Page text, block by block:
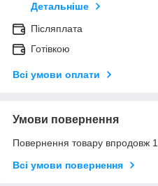
Детальніше
Післяплата
Готівкою
Всі умови оплати
Умови повернення
Повернення товару впродовж
Всі умови повернення